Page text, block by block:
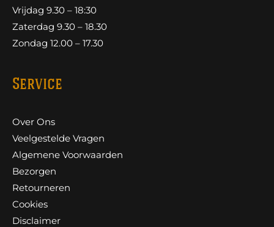
Vrijdag 9.30 – 18:30
Zaterdag 9.30 – 18.30
Zondag 12.00 – 17.30
Service
Over Ons
Veelgestelde Vragen
Algemene Voorwaarden
Bezorgen
Retourneren
Cookies
Disclaimer